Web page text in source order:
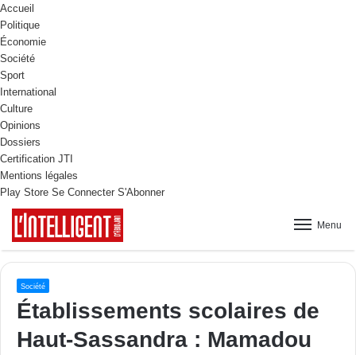
Accueil
Politique
Économie
Société
Sport
International
Culture
Opinions
Dossiers
Certification JTI
Mentions légales
Play Store Se Connecter S'Abonner
Menu
Société
Établissements scolaires de
Haut-Sassandra : Mamadou